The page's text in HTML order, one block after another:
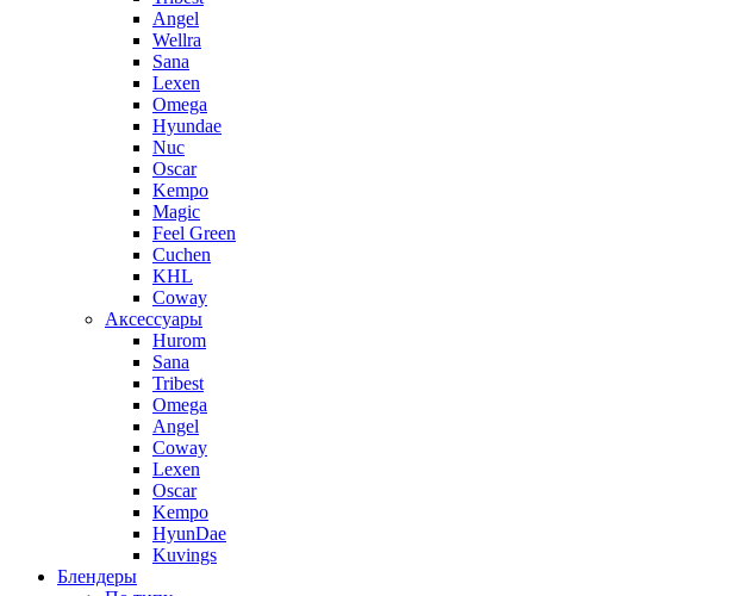
Angel
Wellra
Sana
Lexen
Omega
Hyundae
Nuc
Oscar
Kempo
Magic
Feel Green
Cuchen
KHL
Coway
Аксессуары
Hurom
Sana
Tribest
Omega
Angel
Coway
Lexen
Oscar
Kempo
HyunDae
Kuvings
Блендеры